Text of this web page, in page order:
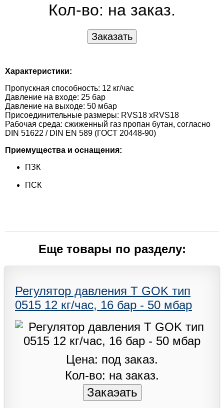
Кол-во: на заказ.
Характеристики:
Пропускная способность: 12 кг/час
Давление на входе: 25 бар
Давление на выходе: 50 мбар
Присоединительные размеры: RVS18 xRVS18
Рабочая среда: сжиженный газ пропан бутан, согласно
DIN 51622 / DIN EN 589 (ГОСТ 20448-90)
Приемущества и оснащения:
ПЗК
ПСК
Еще товары по разделу:
Регулятор давления T GOK тип
0515 12 кг/час, 16 бар - 50 мбар
Цена: под заказ.
Кол-во: на заказ.